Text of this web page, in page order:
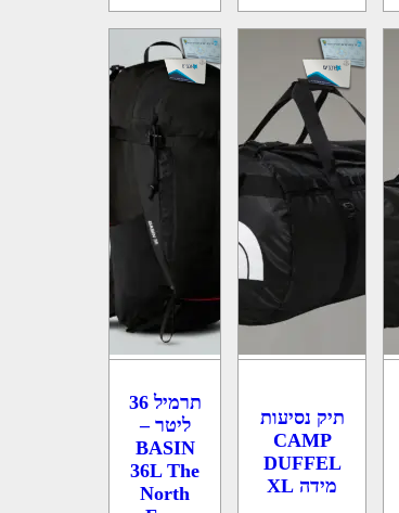
תיק נסיעות
CAMP
DUFFEL
מידה XL
תרמיל 36
ליטר –
BASIN
36L The
North